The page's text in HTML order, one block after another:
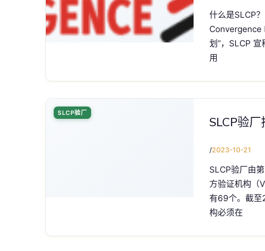
什么是SLCP
Convergence
划”，SLCP
用
SLCP验
SLCP验厂
/2023-10-21
SLCP验厂由
方验证机构（
有69个。截至
构必须在